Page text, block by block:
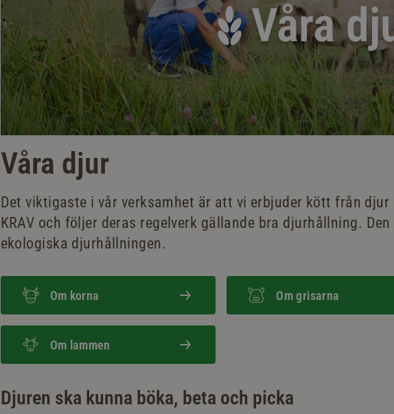
Våra
Våra djur
Det viktigaste i vår verksamhet är att vi erbjuder kött från
KRAV och följer deras regelverk gällande bra djurhållning.
ekologiska djurhållningen.
Om korna Om grisarna
Om lammen
Djuren ska kunna böka, beta och picka